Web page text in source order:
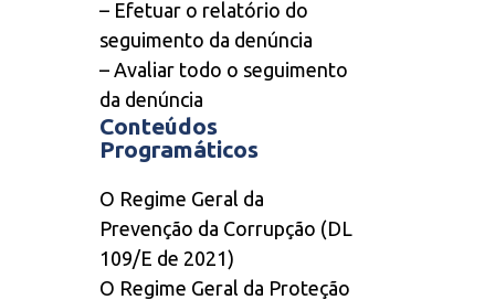
– Efetuar o relatório do
seguimento da denúncia
– Avaliar todo o seguimento
da denúncia
Conteúdos
Programáticos
O Regime Geral da
Prevenção da Corrupção (DL
109/E de 2021)
O Regime Geral da Proteção